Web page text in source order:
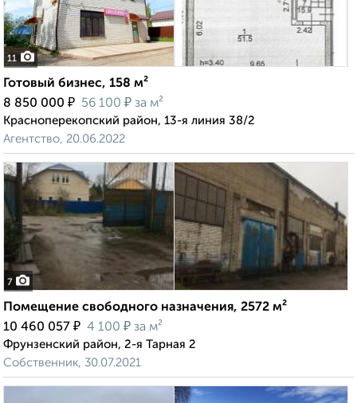
11
Готовый бизнес, 158 м²
8 850 000 ₽ 56 100 ₽ за м²
Красноперекопский район, 13-я линия 38/2
Агентство, 20.06.2022
7
Помещение свободного назначения, 2572 м²
10 460 057 ₽ 4 100 ₽ за м²
Фрунзенский район, 2-я Тарная 2
Собственник, 30.07.2021